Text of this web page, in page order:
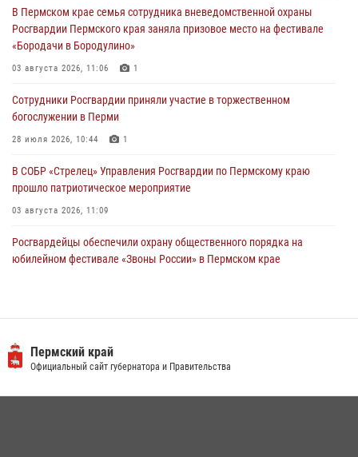
богослужении в Перми
28 июля 2026, 10:44
Росгвардейцы оказали силовую поддержку при задержании
28 июля 2026, 06:15
В Пермском крае семья сотрудника вневедомственной охраны
Росгвардии Пермского края заняла призовое место на фестивале
«Бородачи в Бородулино»
03 августа 2026, 11:06 1
Сотрудники Росгвардии приняли участие в торжественном
богослужении в Перми
28 июля 2026, 10:44 1
В СОБР «Стрелец» Управления Росгвардии по Пермскому краю
прошло патриотическое мероприятие
03 августа 2026, 11:09
Росгвардейцы обеспечили охрану общественного порядка на
юбилейном фестивале «Звоны России» в Пермском крае
ветеринарно-санитарной службы с годовщиной образования
13 июля 2026, 10:43
Пермский край
Официальный сайт губернатора и Правительства